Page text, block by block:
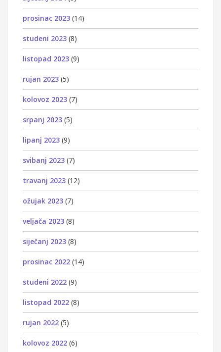
prosinac 2023 (14)
studeni 2023 (8)
listopad 2023 (9)
rujan 2023 (5)
kolovoz 2023 (7)
srpanj 2023 (5)
lipanj 2023 (9)
svibanj 2023 (7)
travanj 2023 (12)
ožujak 2023 (7)
veljača 2023 (8)
siječanj 2023 (8)
prosinac 2022 (14)
studeni 2022 (9)
listopad 2022 (8)
rujan 2022 (5)
kolovoz 2022 (6)